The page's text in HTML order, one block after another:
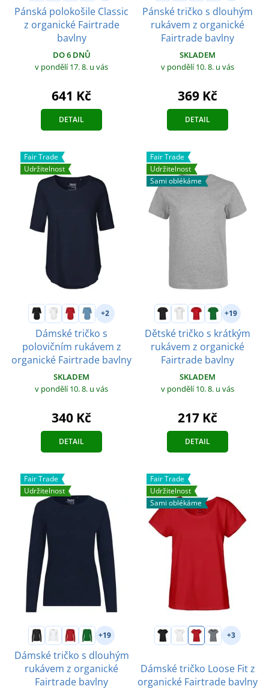
Pánská polokošile Classic
z organické Fairtrade
bavlny
DO 6 DNŮ
v pondělí 17. 8. u vás
641 Kč
DETAIL
Pánské tričko s dlouhým
rukávem z organické
Fairtrade bavlny
SKLADEM
v pondělí 10. 8. u vás
369 Kč
DETAIL
Fair Trade
Udržitelnost
+2
Dámské tričko s
polovičním rukávem z
organické Fairtrade bavlny
SKLADEM
v pondělí 10. 8. u vás
340 Kč
DETAIL
Fair Trade
Udržitelnost
Sami oblékáme
+19
Dětské tričko s krátkým
rukávem z organické
Fairtrade bavlny
SKLADEM
v pondělí 10. 8. u vás
217 Kč
DETAIL
Fair Trade
Udržitelnost
+19
Dámské tričko s dlouhým
rukávem z organické
Fairtrade bavlny
Fair Trade
Udržitelnost
Sami oblékáme
+3
Dámské tričko Loose Fit z
organické Fairtrade bavlny